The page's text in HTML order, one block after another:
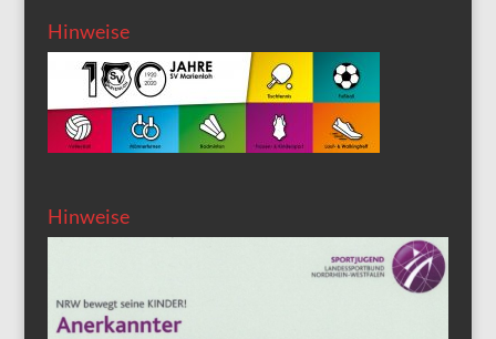
Hinweise
Hinweise